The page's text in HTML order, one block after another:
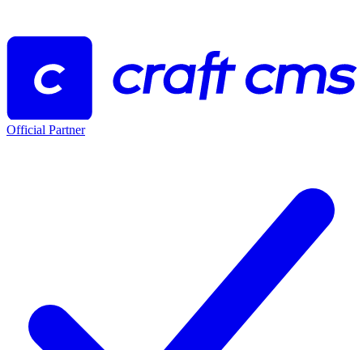
Official Partner